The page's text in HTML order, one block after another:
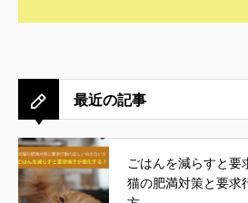
最近の記事
ごはんを減らすと要
猫の肥満対策と要求